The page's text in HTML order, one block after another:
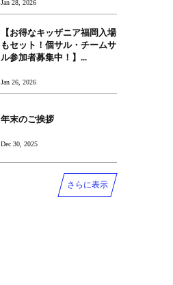
Jan 28, 2026
【お得なキッザニア福岡入場
もセット！個サル・チームサ
ル参加者募集中！】...
Jan 26, 2026
年末のご挨拶
Dec 30, 2025
さらに表示